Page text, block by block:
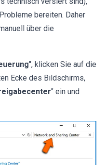
bereiten. Daher
über die
", klicken Sie auf die
Ecke des Bildschirms,
" ein und